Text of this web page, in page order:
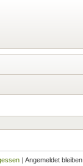
| Angemeldet bleiben